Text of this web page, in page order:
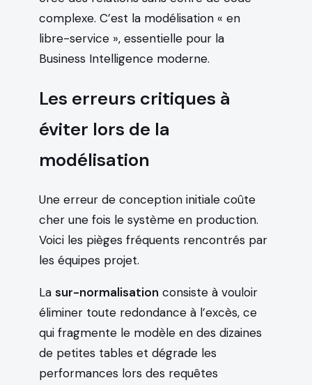
complexe. C’est la modélisation « en
libre-service », essentielle pour la
Business Intelligence moderne.
Les erreurs critiques à
éviter lors de la
modélisation
Une erreur de conception initiale coûte
cher une fois le système en production.
Voici les pièges fréquents rencontrés par
les équipes projet.
La sur-normalisation consiste à vouloir
éliminer toute redondance à l’excès, ce
qui fragmente le modèle en des dizaines
de petites tables et dégrade les
performances lors des requêtes